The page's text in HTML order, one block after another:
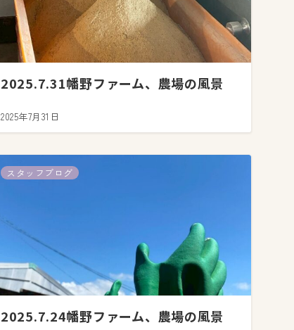
2025.7.31幡野ファーム、農場の風景
2025年7月31日
スタッフブログ
2025.7.24幡野ファーム、農場の風景